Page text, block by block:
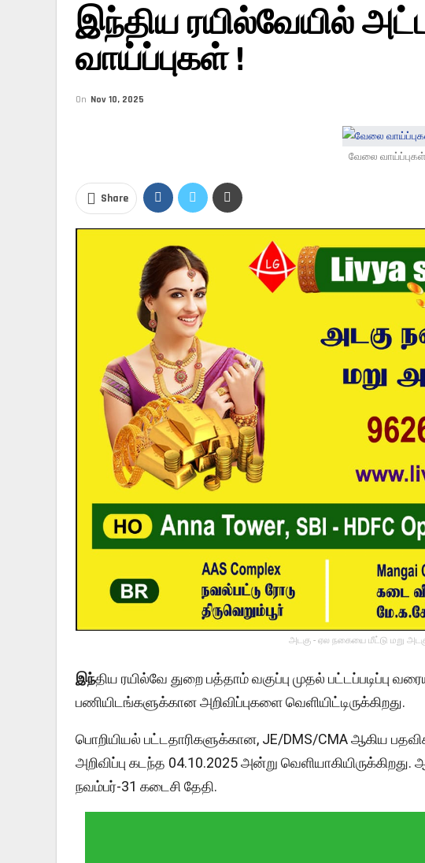
இந்திய ரயில்வேயில்
வாய்ப்புகள் !
On Nov 10, 2025
வேலை வாய்ப்புகள்
Share
அடகு - ஏல நகையை மீட்டு மறு
இந்திய ரயில்வே துறை பத்தாம் வகுப்பு முதல் பட்டப்படிப்பு
பணியிடங்களுக்கான அறிவிப்புகளை வெளியிட்டிருக்கிறது.
பொறியியல் பட்டதாரிகளுக்கான, JE/DMS/CMA ஆகிய
அறிவிப்பு கடந்த 04.10.2025 அன்று
நவம்பர்-31 கடைசி தேதி.